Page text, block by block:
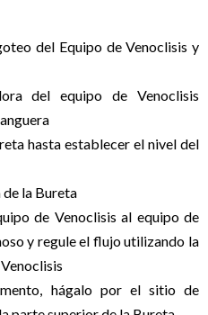
del Equipo de Venoclisis y
del equipo de Venoclisis
hasta establecer el nivel del
de la Bureta
de Venoclisis al equipo de
y regule el flujo utilizando la
hágalo por el sitio de